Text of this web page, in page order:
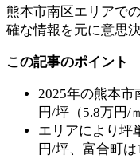
熊本市南区エリアで
確な情報を元に意思
この記事のポイント
2025年の熊本市
円/坪（5.8万円/
エリアにより坪
円/坪、富合町は